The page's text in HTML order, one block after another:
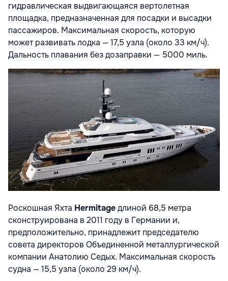
гидравлическая выдвигающаяся вертолетная
площадка, предназначенная для посадки и высадки
пассажиров. Максимальная скорость, которую
может развивать лодка — 17,5 узла (около 33 км/ч).
Дальность плавания без дозаправки — 5000 миль.
Роскошная Яхта Hermitageдлиной 68,5 метра
сконструирована в 2011 году в Германии и,
предположительно, принадлежит председателю
совета директоров Объединенной металлургической
компании Анатолию Седых. Максимальная скорость
судна — 15,5 узла (около 29 км/ч).